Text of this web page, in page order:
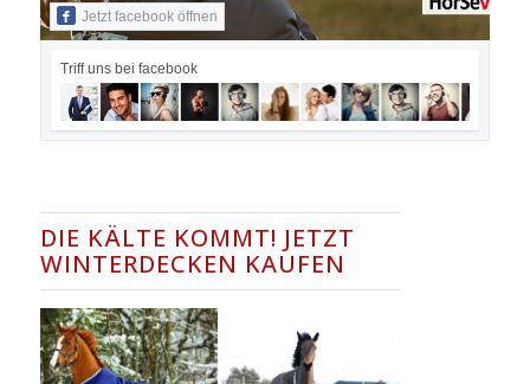
Jetzt facebook öffnen
Triff uns bei facebook
DIE KÄLTE KOMMT! JETZT
WINTERDECKEN KAUFEN